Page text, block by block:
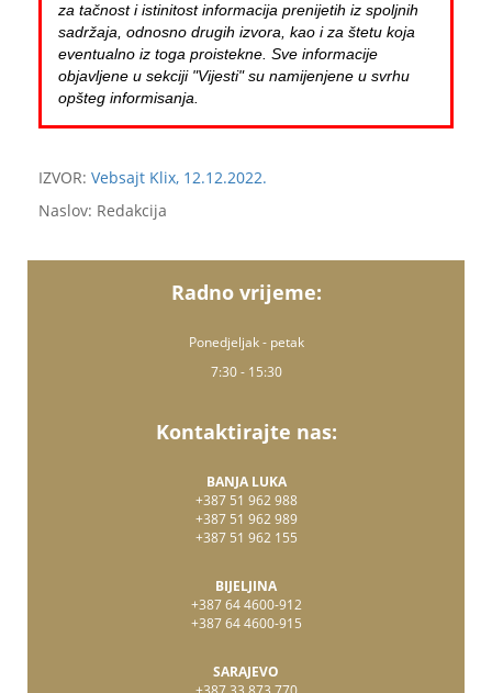
za tačnost i istinitost informacija prenijetih iz spoljnih
sadržaja, odnosno drugih izvora, kao i za štetu koja
eventualno iz toga proistekne. Sve informacije
objavljene u sekciji "Vijesti" su namijenjene u svrhu
opšteg informisanja.
IZVOR: Vebsajt Klix, 12.12.2022.
Naslov: Redakcija
Radno vrijeme:
Ponedjeljak - petak
7:30 - 15:30
Kontaktirajte nas:
BANJA LUKA
+387 51 962 988
+387 51 962 989
+387 51 962 155
BIJELJINA
+387 64 4600-912
+387 64 4600-915
SARAJEVO